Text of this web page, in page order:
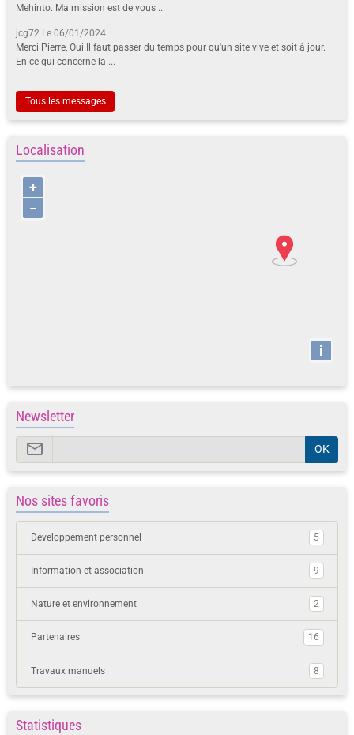
Mehinto. Ma mission est de vous ...
jcg72 Le 06/01/2024
Merci Pierre, Oui Il faut passer du temps pour qu'un site vive et soit à jour.
En ce qui concerne la ...
Tous les messages
Localisation
+
−
i
Newsletter
OK
Nos sites favoris
Développement personnel 5
Information et association 9
Nature et environnement 2
Partenaires 16
Travaux manuels 8
Statistiques